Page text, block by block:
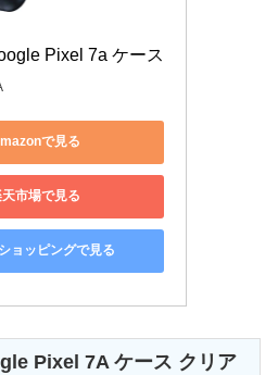
Pixel 7a ケース
で見る
市場で見る
ョッピングで見る
Pixel 7A ケース クリア